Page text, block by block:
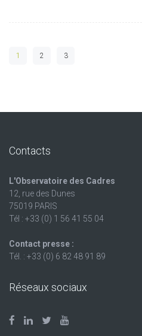
1 2 3
Contacts
L'Observatoire des Cadres
12, rue des Dunes
75019 PARIS
Tél : +33 (0) 1 56 41 55 04
Contact presse :
Tél. : +33 (0) 6 82 48 91 89
Réseaux sociaux